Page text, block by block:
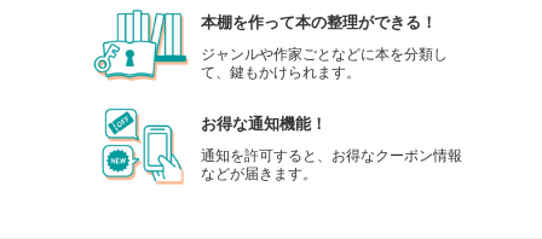
本棚を作って本の整理ができる！
ジャンルや作家ごとなどに本を分類し
て、鍵もかけられます。
お得な通知機能！
通知を許可すると、お得なクーポン情報
などが届きます。